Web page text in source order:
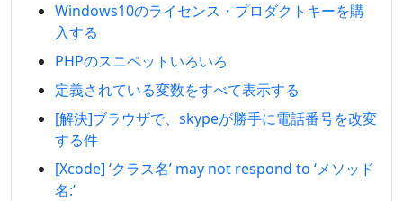
Windows10のライセンス・プロダクトキーを購
入する
PHPのスニペットいろいろ
定義されている変数をすべて表示する
[解決]ブラウザで、skypeが勝手に電話番号を改変
する件
[Xcode] ‘クラス名’ may not respond to ‘メソッド
名:’